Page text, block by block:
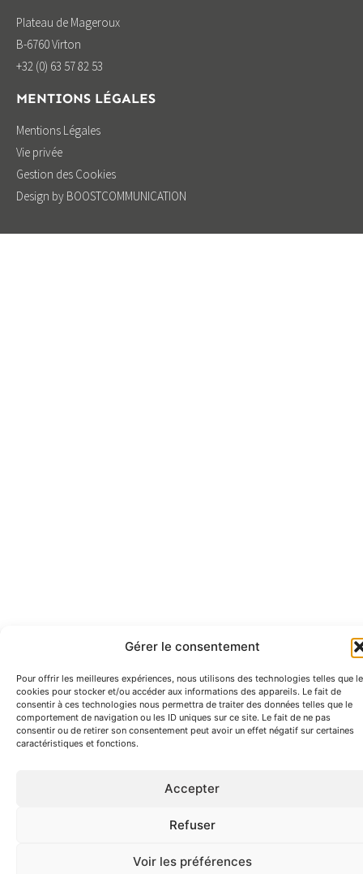
Gérer le consentement
Pour offrir les meilleures expériences, nous utilisons des technologies telles que
cookies pour stocker et/ou accéder aux informations des appareils. Le fait de
consentir à ces technologies nous permettra de traiter des données telles que le
comportement de navigation ou les ID uniques sur ce site. Le fait de ne pas
consentir ou de retirer son consentement peut avoir un effet négatif sur certaines
caractéristiques et fonctions.
Accepter
Refuser
Voir les préférences
Plateau de Mageroux
B-6760 Virton
+32 (0) 63 57 82 53
MENTIONS LÉGALES
Mentions Légales
Vie privée
Gestion des Cookies
Design by BOOSTCOMMUNICATION